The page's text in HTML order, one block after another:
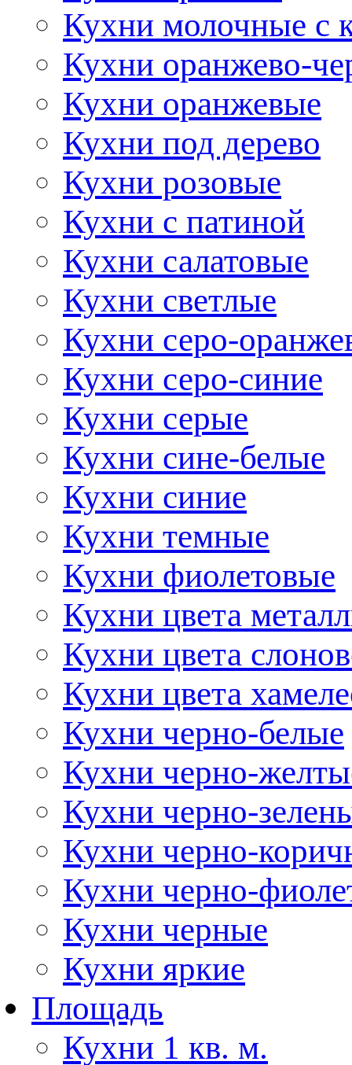
Кухни молочные с
Кухни оранжево-
Кухни оранжевые
Кухни под дерево
Кухни розовые
Кухни с патиной
Кухни салатовые
Кухни светлые
Кухни серо-
Кухни серо-синие
Кухни серые
Кухни сине-белые
Кухни синие
Кухни темные
Кухни фиолетовые
Кухни цвета
Кухни цвета
Кухни цвета
Кухни черно-белые
Кухни черно-
Кухни черно-
Кухни черно-
Кухни черно-
Кухни черные
Кухни яркие
Площадь
Кухни 1 кв. м.